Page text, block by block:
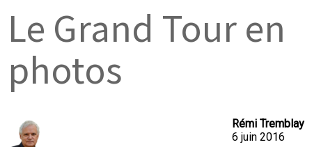
Le Grand Tour en
photos
Rémi Tremblay
6 juin 2016